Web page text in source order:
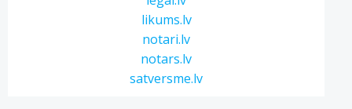
likums.lv
notari.lv
notars.lv
satversme.lv